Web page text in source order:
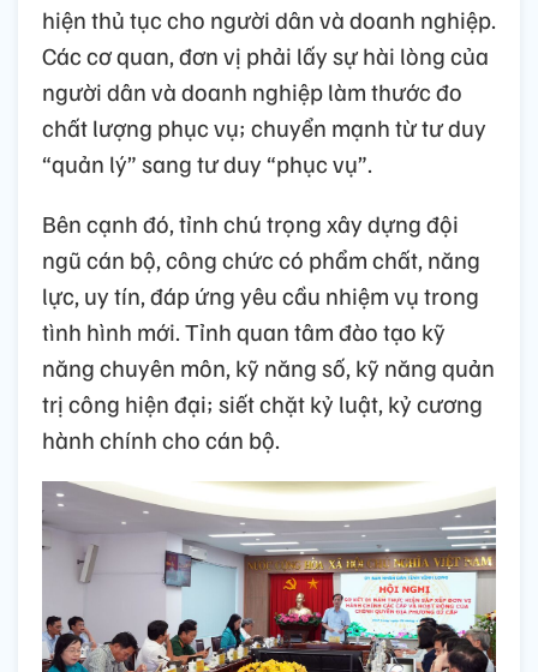
hiện thủ tục cho người dân và doanh nghiệp.
Các cơ quan, đơn vị phải lấy sự hài lòng của
người dân và doanh nghiệp làm thước đo
chất lượng phục vụ; chuyển mạnh từ tư duy
“quản lý” sang tư duy “phục vụ”.
Bên cạnh đó, tỉnh chú trọng xây dựng đội
ngũ cán bộ, công chức có phẩm chất, năng
lực, uy tín, đáp ứng yêu cầu nhiệm vụ trong
tình hình mới. Tỉnh quan tâm đào tạo kỹ
năng chuyên môn, kỹ năng số, kỹ năng quản
trị công hiện đại; siết chặt kỷ luật, kỷ cương
hành chính cho cán bộ.